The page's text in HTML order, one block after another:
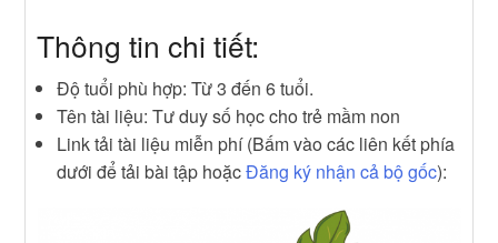
Thông tin chi tiết:
Độ tuổi phù hợp: Từ 3 đến 6 tuổi.
Tên tài liệu: Tư duy số học cho trẻ mầm non
Link tải tài liệu miễn phí (Bấm vào các liên kết phía
dưới để tải bài tập hoặcĐăng ký nhận cả bộ gốc):